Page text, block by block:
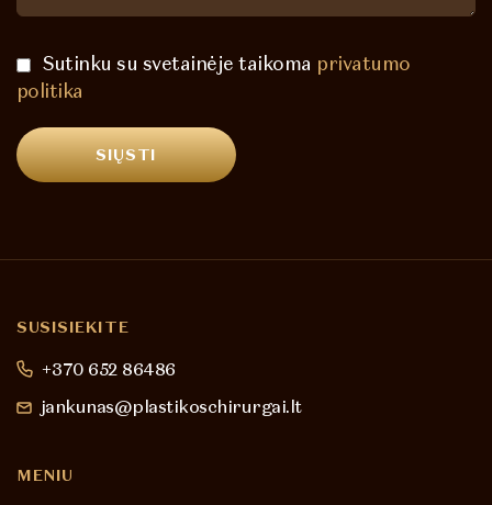
Sutinku su svetainėje taikoma privatumo
politika
SUSISIEKITE
+370 652 86486
jankunas@plastikoschirurgai.lt
MENIU